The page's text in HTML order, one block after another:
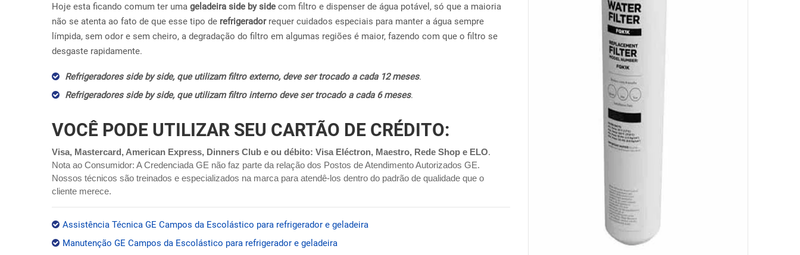
Hoje esta ficando comum ter uma geladeira side by side com filtro e dispenser de água potável, só que a maioria
não se atenta ao fato de que esse tipo de refrigeradorrequer cuidados especiais para manter a água sempre
límpida, sem odor e sem cheiro, a degradação do filtro em algumas regiões é maior, fazendo com que o filtro se
desgaste rapidamente.
Refrigeradores side by side, que utilizam filtro externo, deve ser trocado a cada 12 meses.
Refrigeradores side by side, que utilizam filtro interno deve ser trocado a cada 6 meses.
VOCÊ PODE UTILIZAR SEU CARTÃO DE CRÉDITO:
Visa, Mastercard, American Express, Dinners Club e ou débito: Visa Eléctron, Maestro, Rede Shop e ELO.
Nota ao Consumidor: A Credenciada GE não faz parte da relação dos Postos de Atendimento Autorizados GE.
Nossos técnicos são treinados e especializados na marca para atendê-los dentro do padrão de qualidade que o
cliente merece.
Assistência Técnica GE Campos da Escolástico para refrigerador e geladeira
Manutenção GE Campos da Escolástico para refrigerador e geladeira